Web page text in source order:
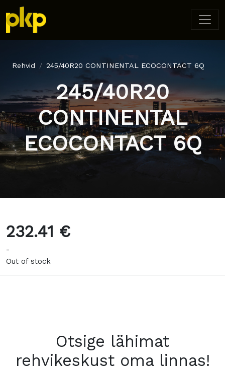
Rehvid 245/40R20 CONTINENTAL ECOCONTACT 6Q
245/40R20
CONTINENTAL
ECOCONTACT 6Q
232.41 €
-
Out of stock
Otsige lähimat
rehvikeskust oma linnas!